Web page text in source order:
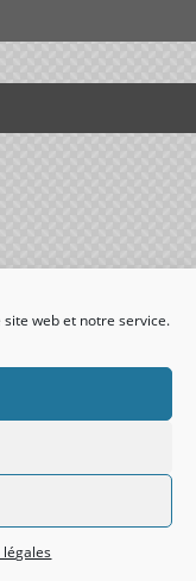
web et notre service.